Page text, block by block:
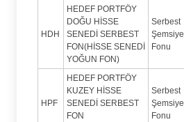
HDH
HEDEF PORTFÖY
DOĞU HİSSE
SENEDİ SERBEST
FON(HİSSE SENEDİ
YOĞUN FON)
Serbest
Şemsiye
Fonu
HPF
HEDEF PORTFÖY
KUZEY HİSSE
SENEDİ SERBEST
FON
Serbest
Şemsiye
Fonu